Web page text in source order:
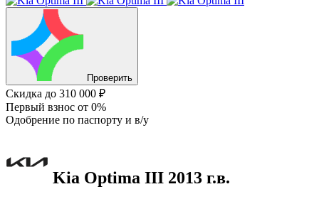
Проверить
Скидка до 310 000 ₽
Первый взнос от 0%
Одобрение по паспорту и в/у
Kia Optima III 2013 г.в.